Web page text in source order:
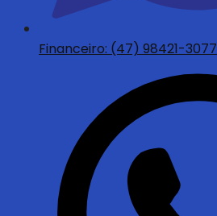
Financeiro: (47) 98421-3077